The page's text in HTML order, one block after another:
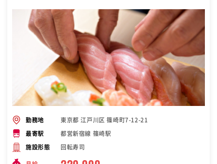
勤務地 東京都 江戸川区 篠崎町7-12-21
最寄駅 都営新宿線 篠崎駅
施設形態 回転寿司